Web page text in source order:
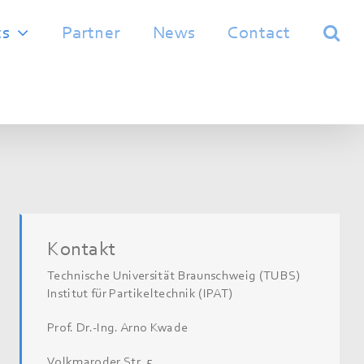
Partner News Contact
Kontakt
Technische Universität Braunschweig (TUBS)
Institut für Partikeltechnik (IPAT)
Prof. Dr.-Ing. Arno Kwade